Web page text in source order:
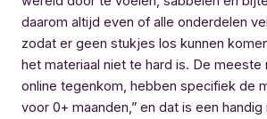
daarom altijd even of alle onderdelen
zodat er geen stukjes los kunnen
het materiaal niet te hard is. De meeste
online tegenkom, hebben specifiek de
voor 0+ maanden,” en dat is een